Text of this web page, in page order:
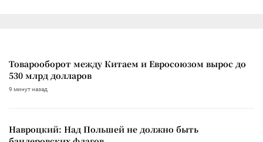
Товарооборот между Китаем и Евросоюзом вырос до
530 млрд долларов
9 минут назад
Навроцкий: Над Польшей не должно быть